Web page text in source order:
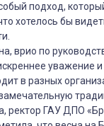
подход,
хотелось бы
врио по
уважение
в разных
ректор ГАУ ДПО